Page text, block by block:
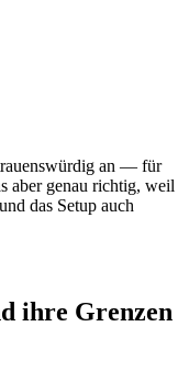
an — für
aber genau richtig, weil
das Setup auch
ihre Grenzen